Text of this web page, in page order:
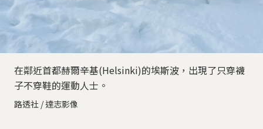
在鄰近首都赫爾辛基(Helsinki)的埃斯波，出現了只穿襪
子不穿鞋的運動人士。
路透社 / 達志影像